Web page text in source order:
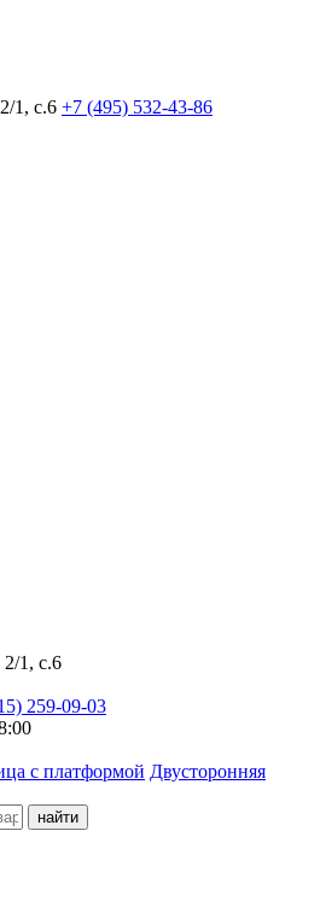
1, с.6 +7 (495) 532-43-86
1, с.6
259-09-03
с платформой Двусторонняя